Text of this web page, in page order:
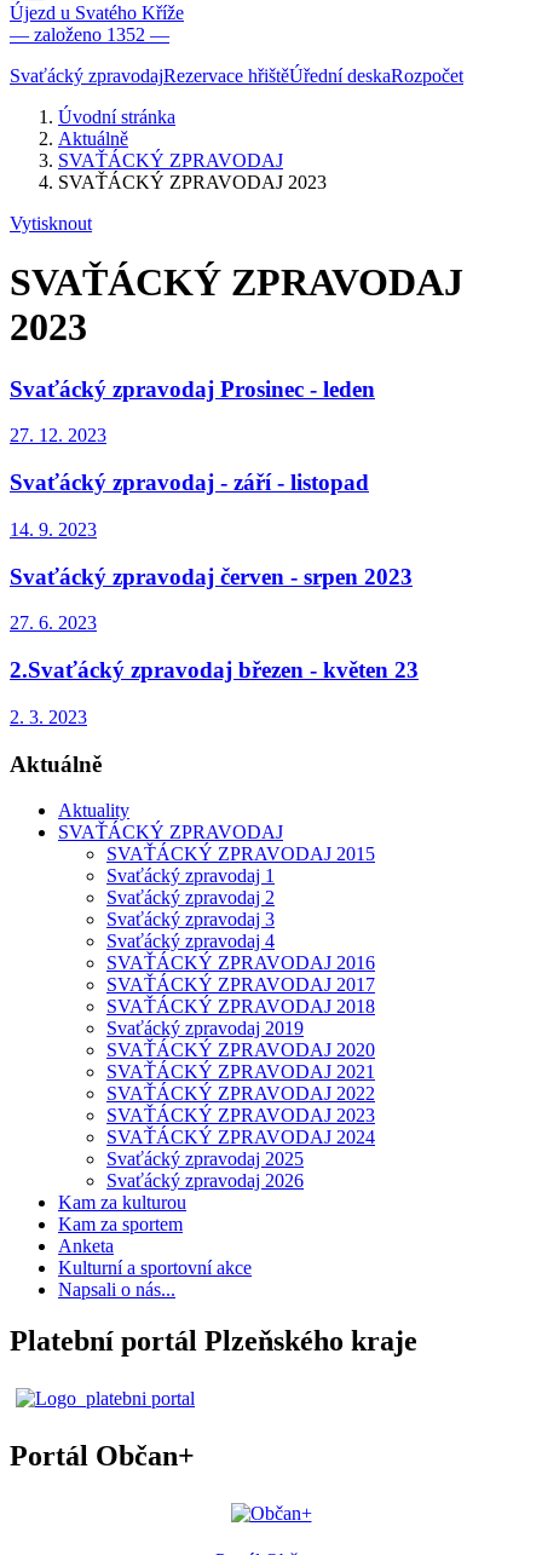
Újezd u Svatého Kříže
— založeno 1352 —
Svaťácký zpravodajRezervace hřištěÚřední deskaRozpočet
Úvodní stránka
Aktuálně
SVAŤÁCKÝ ZPRAVODAJ
SVAŤÁCKÝ ZPRAVODAJ 2023
Vytisknout
SVAŤÁCKÝ ZPRAVODAJ
2023
Svaťácký zpravodaj Prosinec - leden
27. 12. 2023
Svaťácký zpravodaj - září - listopad
14. 9. 2023
Svaťácký zpravodaj červen - srpen 2023
27. 6. 2023
2.Svaťácký zpravodaj březen - květen 23
2. 3. 2023
Aktuálně
Aktuality
SVAŤÁCKÝ ZPRAVODAJ
SVAŤÁCKÝ ZPRAVODAJ 2015
Svaťácký zpravodaj 1
Svaťácký zpravodaj 2
Svaťácký zpravodaj 3
Svaťácký zpravodaj 4
SVAŤÁCKÝ ZPRAVODAJ 2016
SVAŤÁCKÝ ZPRAVODAJ 2017
SVAŤÁCKÝ ZPRAVODAJ 2018
Svaťácký zpravodaj 2019
SVAŤÁCKÝ ZPRAVODAJ 2020
SVAŤÁCKÝ ZPRAVODAJ 2021
SVAŤÁCKÝ ZPRAVODAJ 2022
SVAŤÁCKÝ ZPRAVODAJ 2023
SVAŤÁCKÝ ZPRAVODAJ 2024
Svaťácký zpravodaj 2025
Svaťácký zpravodaj 2026
Kam za kulturou
Kam za sportem
Anketa
Kulturní a sportovní akce
Napsali o nás...
Platební portál Plzeňského kraje
Portál Občan+